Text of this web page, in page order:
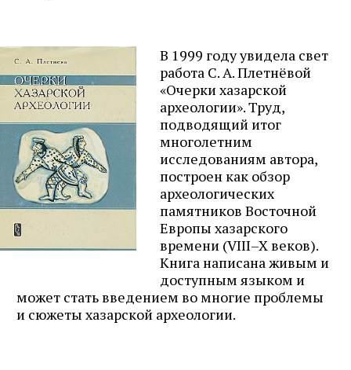
В 1999 году увидела свет
работа С. А. Плетнёвой
«Очерки хазарской
археологии». Труд,
подводящий итог
многолетним
исследованиям автора,
построен как обзор
археологических
памятников Восточной
Европы хазарского
времени (VIII–X веков).
Книга написана живым и
доступным языком и
может стать введением во многие проблемы
и сюжеты хазарской археологии.